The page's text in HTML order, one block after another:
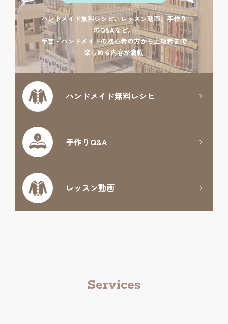
ハンドメイド無料レシピ、レッスン動画、手作り
のQ&Aなど。
手芸・ハンドメイドの初心者の方から上級者まで
楽しめる内容が満載
ハンドメイド無料レシピ
手作りQ&A
レッスン動画
Services